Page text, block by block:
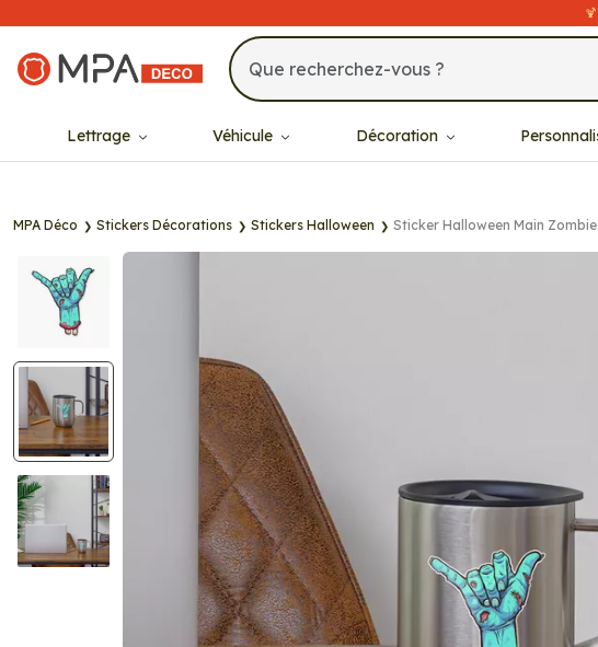
MPA Déco
Lettrage Véhicule Décoration
MPA Déco Stickers Décorations Stickers Halloween Sticker Halloween Main Zombie